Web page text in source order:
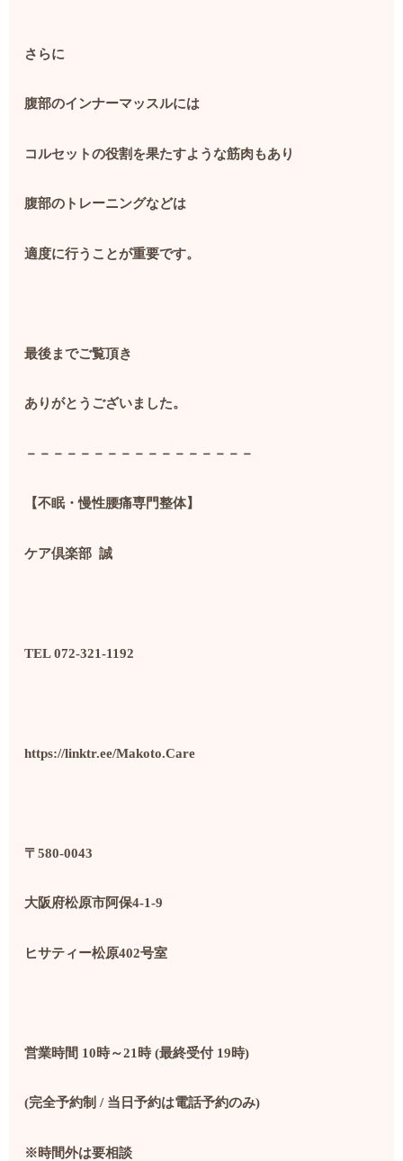
さらに
腹部のインナーマッスルには
コルセットの役割を果たすような筋肉もあり
腹部のトレーニングなどは
適度に行うことが重要です。
最後までご覧頂き
ありがとうございました。
－－－－－－－－－－－－－－－－－
【不眠・慢性腰痛専門整体】
ケア倶楽部 誠
TEL 072-321-1192
https://linktr.ee/Makoto.Care
〒580-0043
大阪府松原市阿保4-1-9
ヒサティー松原402号室
営業時間 10時～21時 (最終受付 19時)
(完全予約制 / 当日予約は電話予約のみ)
※時間外は要相談